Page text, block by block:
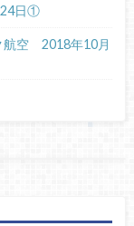
日①
航空 2018年10月